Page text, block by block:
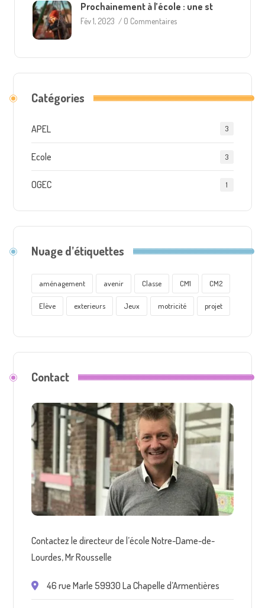
Prochainement à l’école : une st
Fév 1, 2023 / 0 Commentaires
Catégories
APEL 3
Ecole 3
OGEC 1
Nuage d’étiquettes
aménagement avenir Classe CM1 CM2
Elève exterieurs Jeux motricité projet
Contact
Contactez le directeur de l’école Notre-Dame-de-
Lourdes, Mr Rousselle
46 rue Marle 59930 La Chapelle d’Armentières